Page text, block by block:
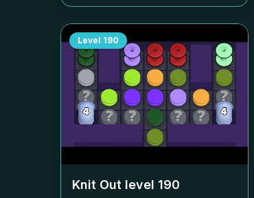
Level 190
Knit Out level 190